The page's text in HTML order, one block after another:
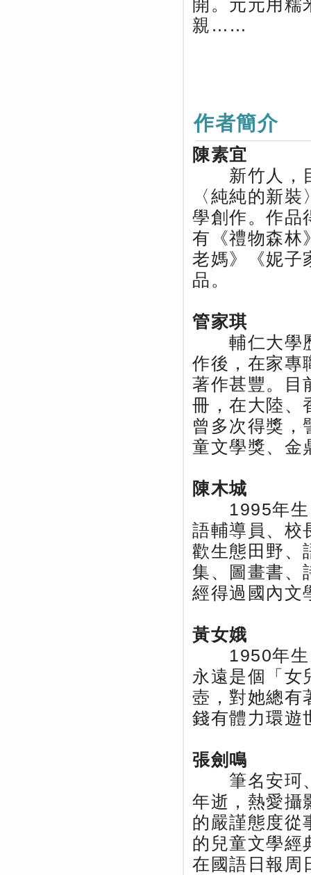
開。元元用糯
親……
作者簡介
陳素宜
新竹人，目
〈純純的新
學創作。作品
有《禮物森林
老媽》《妮子
品。
管家琪
輔仁大學歷
作後，在家專
著作甚豐。目
冊，在大陸、
曾多次得獎，
童文學獎、金
陳木城
1995年生，
語輔導員、校
歡生態田野、
集、圖畫書、
經得過國內文
黃女娥
1950年生，
永遠是個「女
壺，對她總
錢有體力環遊
張劍鳴
筆名安珂、
年逝，熱愛攝
的嚴謹態度從
的兒童文學經
在國語日報周